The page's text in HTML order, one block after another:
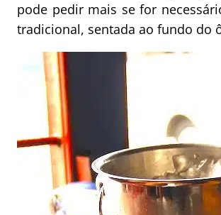
pode pedir mais se for
tradicional, sentada ao fundo do